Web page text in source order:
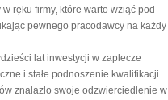
ręku firmy, które warto wziąć pod
pewnego pracodawcy na każdy
lat inwestycji w zaplecze
i stałe podnoszenie kwalifikacji
znalazło swoje odzwierciedlenie w